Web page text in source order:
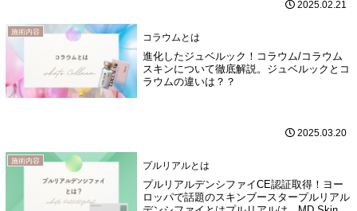
2025.02.21
施術内容 コラウムとは
進化したジュベルック！コラウム/コラウム
スキンについて徹底解説。ジュベルックとコ
ラウムの違いは？？
2025.03.20
施術内容 プルリアルとは
プルリアルデンシファイCE認証取得！ヨー
ロッパで話題のスキンブースタープルリアル